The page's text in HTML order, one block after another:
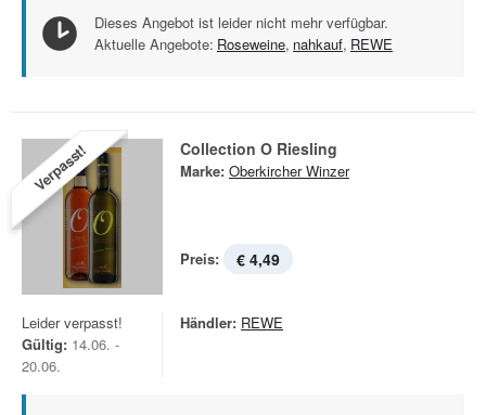
Dieses Angebot ist leider nicht mehr verfügbar.
Aktuelle Angebote: Roseweine, nahkauf, REWE
Verpasst! Collection O Riesling
Marke: Oberkircher Winzer
Preis: € 4,49
Leider verpasst!
Gültig: 14.06. -
20.06.
Händler: REWE